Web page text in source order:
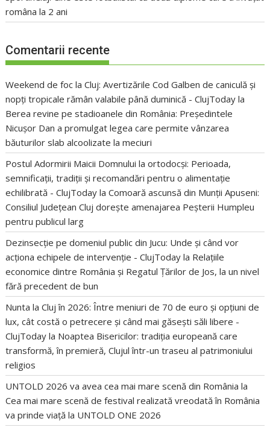
româna la 2 ani
Comentarii recente
Weekend de foc la Cluj: Avertizările Cod Galben de caniculă și
nopți tropicale rămân valabile până duminică - ClujToday la
Berea revine pe stadioanele din România: Președintele
Nicușor Dan a promulgat legea care permite vânzarea
băuturilor slab alcoolizate la meciuri
Postul Adormirii Maicii Domnului la ortodocși: Perioada,
semnificații, tradiții și recomandări pentru o alimentație
echilibrată - ClujToday laComoară ascunsă din Munții Apuseni:
Consiliul Județean Cluj dorește amenajarea Peșterii Humpleu
pentru publicul larg
Dezinsecție pe domeniul public din Jucu: Unde și când vor
acționa echipele de intervenție - ClujToday la Relațiile
economice dintre România și Regatul Țărilor de Jos, la un nivel
fără precedent de bun
Nunta la Cluj în 2026: Între meniuri de 70 de euro și opțiuni de
lux, cât costă o petrecere și când mai găsești săli libere -
ClujToday la Noaptea Bisericilor: tradiția europeană care
transformă, în premieră, Clujul într-un traseu al patrimoniului
religios
UNTOLD 2026 va avea cea mai mare scenă din România la
Cea mai mare scenă de festival realizată vreodată în România
va prinde viață la UNTOLD ONE 2026